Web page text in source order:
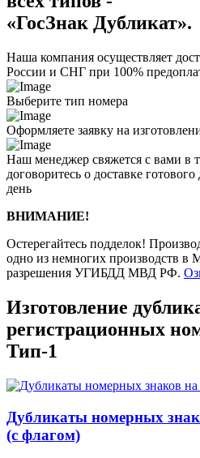
«ГосЗнак Дубликат».
Наша компания осуществляет
России и СНГ при 100%
Выберите тип номера
Оформляете заявку на
Наш менеджер свяжется с вами в
договоритесь о доставке
день
ВНИМАНИЕ!
Остерегайтесь подделок!
одно из немногих производств в
разрешения УГИБДД МВД РФ.
Изготовление
регистрационных
Тип-1
Дубликаты номерных
(с флагом)